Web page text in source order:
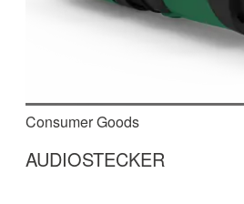
Consumer Goods
AUDIOSTECKER